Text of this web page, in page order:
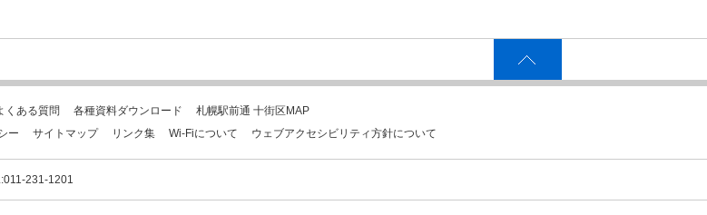
くある質問 各種資料ダウンロード
札幌駅前通 十街区MAP
ー サイトマップ リンク集 Wi-Fiについて ウェブアクセシビリティ方針について
231-1201